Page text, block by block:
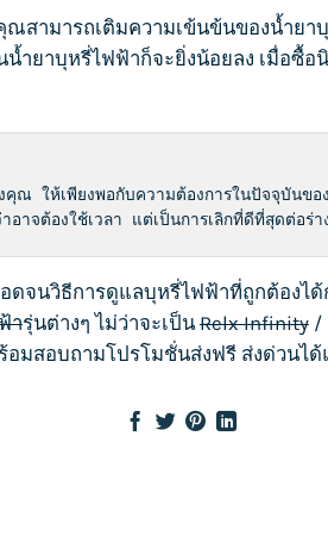
ณสามารถเติมความเข้นข้นของน้ำยา
น้ำยาบุหรี่ไฟฟ้าก็จะยิ่งน้อยลง เมื่อซื้
คุณ ให้เพียงพอกับความต้องการในปัจจุบันข
จต้องใช้เวลา แต่เป็นการเลิกที่ดีที่สุดต่อร่า
ดจนวิธีการดูแลบุหรี่ไฟฟ้าที่ถูกต้องได้
ารุ่นต่างๆ ไม่ว่าจะเป็นRelx Infinity/
มสอบถามโปรโมชั่นส่งฟรี ส่งด่วนได้